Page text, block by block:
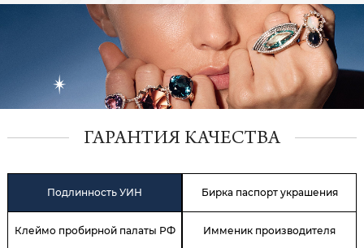
ГАРАНТИЯ КАЧЕСТВА
Подлинность УИН Бирка паспорт украшения
Клеймо пробирной палаты РФ Имменик производителя